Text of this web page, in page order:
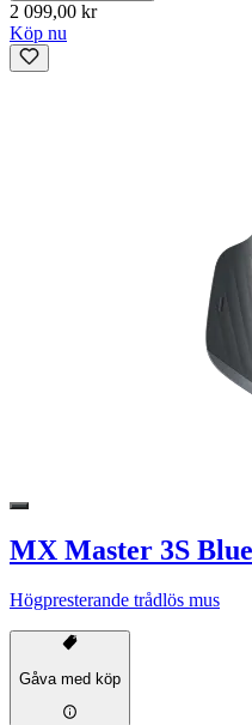
2 099,00 kr
Köp nu
MX Master 3S
Högpresterande trådlös mus
Gåva med köp